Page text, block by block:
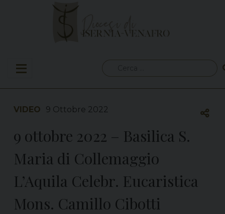
per:
VIDEO 9 Ottobre 2022
9 ottobre 2022 – Basilica S.
Maria di Collemaggio
L’Aquila Celebr. Eucaristica
Mons. Camillo Cibotti